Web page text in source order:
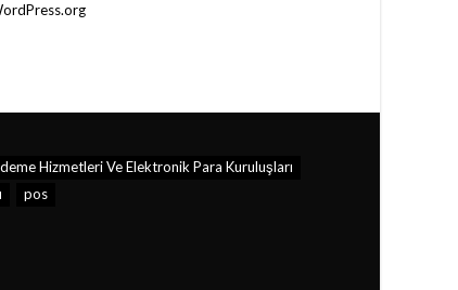
Hizmetleri Ve Elektronik Para Kuruluşları
pos